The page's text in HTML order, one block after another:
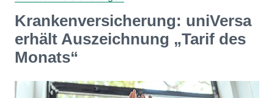
Krankenversicherung: uniVersa
erhält Auszeichnung „Tarif des
Monats“